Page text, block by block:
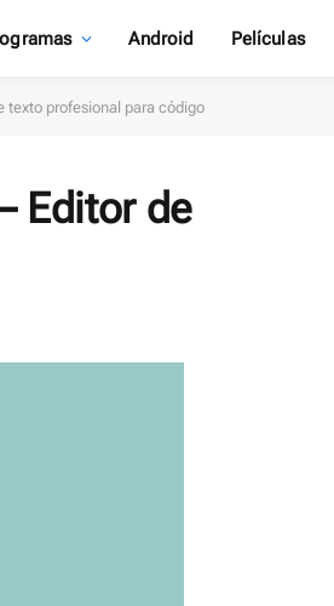
Android Películas
texto profesional para código
Editor de